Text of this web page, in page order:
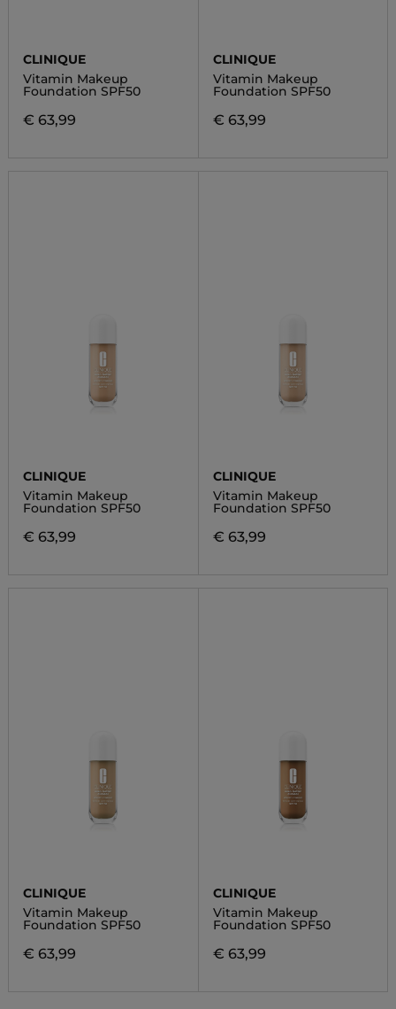
CLINIQUE
Vitamin Makeup
Foundation SPF50
€ 63,99
CLINIQUE
Vitamin Makeup
Foundation SPF50
€ 63,99
CLINIQUE
Vitamin Makeup
Foundation SPF50
€ 63,99
CLINIQUE
Vitamin Makeup
Foundation SPF50
€ 63,99
CLINIQUE
Vitamin Makeup
Foundation SPF50
€ 63,99
CLINIQUE
Vitamin Makeup
Foundation SPF50
€ 63,99